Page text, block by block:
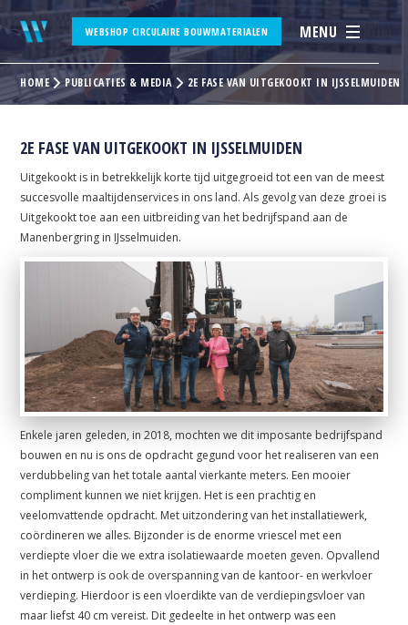
WEBSHOP CIRCULAIRE BOUWMATERIALEN MENU
HOME PUBLICATIES & MEDIA 2E FASE VAN UITGEKOOKT IN IJSSELMUIDEN
2E FASE VAN UITGEKOOKT IN IJSSELMUIDEN
Uitgekookt is in betrekkelijk korte tijd uitgegroeid tot een van de meest
succesvolle maaltijdenservices in ons land. Als gevolg van deze groei is
Uitgekookt toe aan een uitbreiding van het bedrijfspand aan de
Manenbergring in IJsselmuiden.
Enkele jaren geleden, in 2018, mochten we dit imposante bedrijfspand
bouwen en nu is ons de opdracht gegund voor het realiseren van een
verdubbeling van het totale aantal vierkante meters. Een mooier
compliment kunnen we niet krijgen. Het is een prachtig en
veelomvattende opdracht. Met uitzondering van het installatiewerk,
coördineren we alles. Bijzonder is de enorme vriescel met een
verdiepte vloer die we extra isolatiewaarde moeten geven. Opvallend
in het ontwerp is ook de overspanning van de kantoor- en werkvloer
verdieping. Hierdoor is een vloerdikte van de verdiepingsvloer van
maar liefst 40 cm vereist. Dit gedeelte in het ontwerp was een